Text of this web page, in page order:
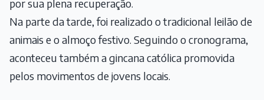
por sua plena recuperação.
Na parte da tarde, foi realizado o tradicional leilão de
animais e o almoço festivo. Seguindo o cronograma,
aconteceu também a gincana católica promovida
pelos movimentos de jovens locais.